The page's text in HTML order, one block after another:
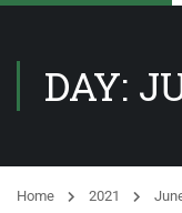
DAY:
Home 2021